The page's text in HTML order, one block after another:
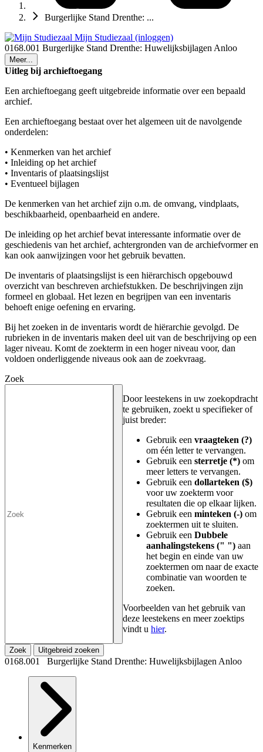
Burgerlijke Stand Drenthe: ...
Mijn Studiezaal (inloggen)
0168.001 Burgerlijke Stand Drenthe: Huwelijksbijlagen Anloo
Meer...
Uitleg bij archieftoegang
Een archieftoegang geeft uitgebreide informatie over een bepaald
archief.
Een archieftoegang bestaat over het algemeen uit de navolgende
onderdelen:
• Kenmerken van het archief
• Inleiding op het archief
• Inventaris of plaatsingslijst
• Eventueel bijlagen
De kenmerken van het archief zijn o.m. de omvang, vindplaats,
beschikbaarheid, openbaarheid en andere.
De inleiding op het archief bevat interessante informatie over de
geschiedenis van het archief, achtergronden van de archiefvormer en
kan ook aanwijzingen voor het gebruik bevatten.
De inventaris of plaatsingslijst is een hiërarchisch opgebouwd
overzicht van beschreven archiefstukken. De beschrijvingen zijn
formeel en globaal. Het lezen en begrijpen van een inventaris
behoeft enige oefening en ervaring.
Bij het zoeken in de inventaris wordt de hiërarchie gevolgd. De
rubrieken in de inventaris maken deel uit van de beschrijving op een
lager niveau. Komt de zoekterm in een hoger niveau voor, dan
voldoen onderliggende niveaus ook aan de zoekvraag.
Zoek
Door leestekens in uw zoekopdracht
te gebruiken, zoekt u specifieker of
juist breder:
Gebruik een vraagteken (?)
om één letter te vervangen.
Gebruik een sterretje (*) om
meer letters te vervangen.
Gebruik een dollarteken ($)
voor uw zoekterm voor
resultaten die op elkaar lijken.
Gebruik een minteken (-) om
zoektermen uit te sluiten.
Gebruik een Dubbele
aanhalingstekens (" ") aan
het begin en einde van uw
zoektermen om naar de exacte
combinatie van woorden te
zoeken.
Voorbeelden van het gebruik van
deze leestekens en meer zoektips
vindt u hier.
Zoek Uitgebreid zoeken
0168.001 Burgerlijke Stand Drenthe: Huwelijksbijlagen Anloo
Kenmerken